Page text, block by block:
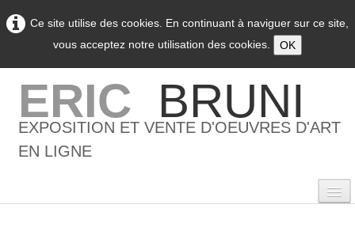
Ce site utilise des cookies. En continuant à naviguer sur ce site,
vous acceptez notre utilisation des cookies.
OK
ERIC BRUNI
EXPOSITION ET VENTE D'OEUVRES D'ART
EN LIGNE